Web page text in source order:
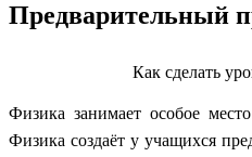
Предварительный
Как сделать
Физика занимает особое
Физика создаёт у учащихся